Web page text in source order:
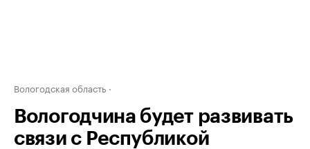
Вологодская область
Вологодчина будет развивать
связи с Республикой